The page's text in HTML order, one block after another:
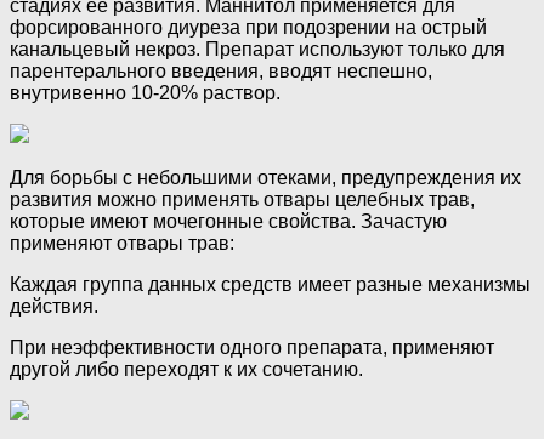
стадиях ее развития. Маннитол применяется для
форсированного диуреза при подозрении на острый
канальцевый некроз. Препарат используют только для
парентерального введения, вводят неспешно,
внутривенно 10-20% раствор.
Для борьбы с небольшими отеками, предупреждения их
развития можно применять отвары целебных трав,
которые имеют мочегонные свойства. Зачастую
применяют отвары трав:
Каждая группа данных средств имеет разные механизмы
действия.
При неэффективности одного препарата, применяют
другой либо переходят к их сочетанию.